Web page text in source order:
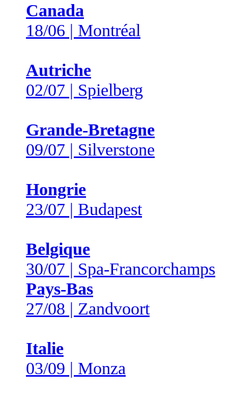
Canada
18/06 | Montréal
Autriche
02/07 | Spielberg
Grande-Bretagne
09/07 | Silverstone
Hongrie
23/07 | Budapest
Belgique
30/07 | Spa-Francorchamps
Pays-Bas
27/08 | Zandvoort
Italie
03/09 | Monza